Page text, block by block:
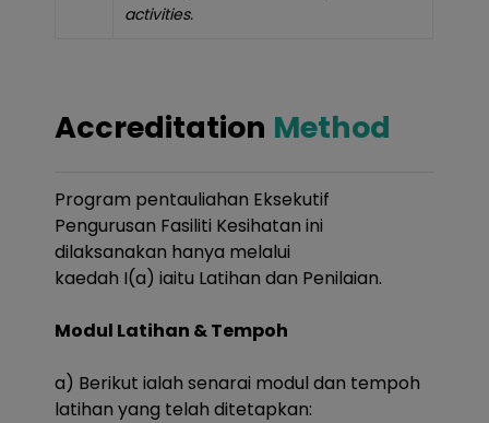
activities.
Accreditation Method
Program pentauliahan Eksekutif
Pengurusan Fasiliti Kesihatan ini
dilaksanakan hanya melalui
kaedah I(a) iaitu Latihan dan Penilaian.
Modul Latihan & Tempoh
a) Berikut ialah senarai modul dan tempoh
latihan yang telah ditetapkan: